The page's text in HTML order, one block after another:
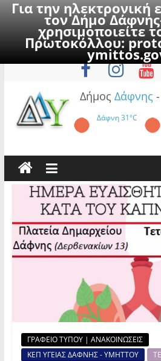
Για την ηλεκτρονική
τον Δήμο
χρησιμοποιείτε
Πρωτοκόλλου:
to
Παρασκευή, 7
Δήμος Δάφνης -
Δάφνη31°C
ΓΡΑΦΕΙΟ ΤΥΠΟΥ | ΑΝΑΚΟΙΝΩΣΕΙΣ
ΚΕΠ ΥΓΕΙΑΣ ΔΑΦΝΗΣ - ΥΜΗΤΤΟΥ